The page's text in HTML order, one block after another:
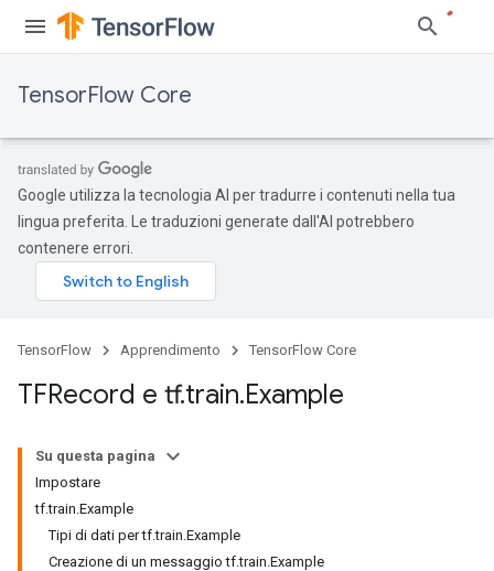
TensorFlow Core
Google utilizza la tecnologia AI per tradurre i contenuti nella tua
lingua preferita. Le traduzioni generate dall'AI potrebbero
contenere errori.
TensorFlow Apprendimento TensorFlow Core
TFRecord e tf.train.Example
Su questa pagina
Impostare
tf.train.Example
Tipi di dati per tf.train.Example
Creazione di un messaggio tf.train.Example